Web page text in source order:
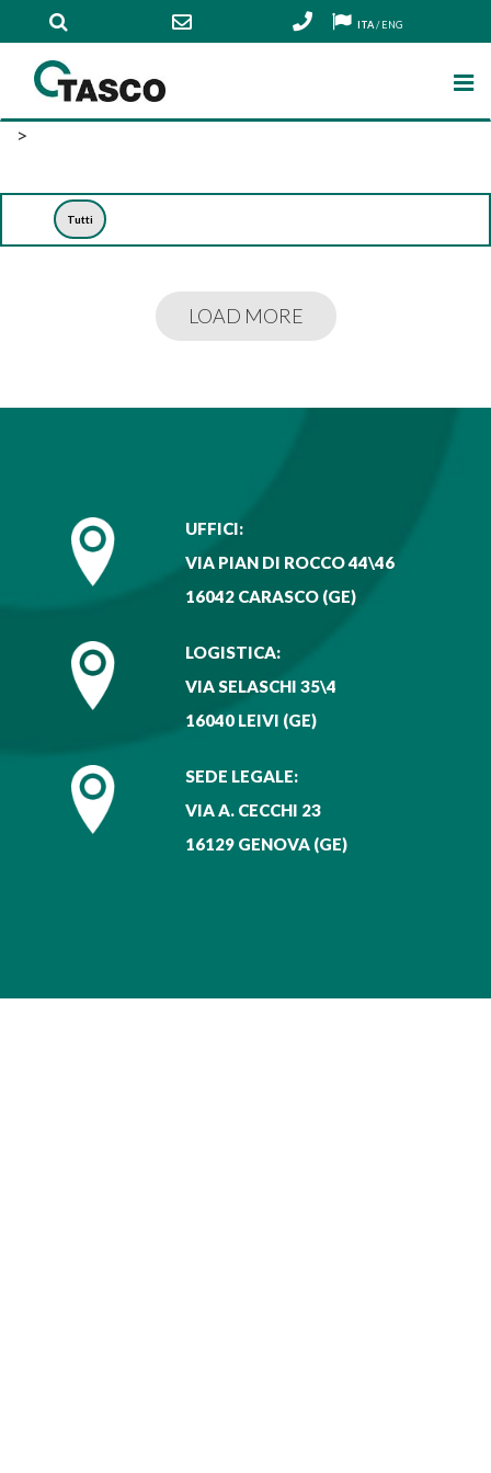
ITA/ENG
>
Tutti
LOAD MORE
UFFICI:
VIA PIAN DI ROCCO 44\46
16042 CARASCO (GE)
LOGISTICA:
VIA SELASCHI 35\4
16040 LEIVI (GE)
SEDE LEGALE:
VIA A. CECCHI 23
16129 GENOVA (GE)